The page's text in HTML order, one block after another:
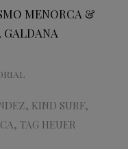
MENORCA &
, KIND SURF,
, TAG HEUER